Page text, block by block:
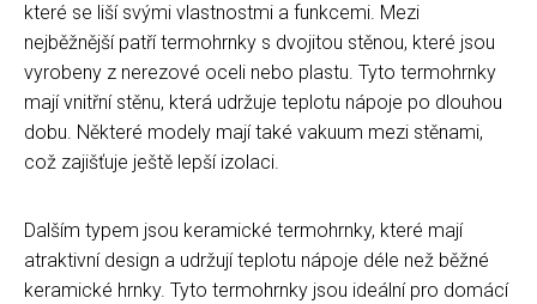
které se liší svými vlastnostmi a funkcemi. Mezi
nejběžnější patří termohrnky s dvojitou stěnou, které jsou
vyrobeny z nerezové oceli nebo plastu. Tyto termohrnky
mají vnitřní stěnu, která udržuje teplotu nápoje po dlouhou
dobu. Některé modely mají také vakuum mezi stěnami,
což zajišťuje ještě lepší izolaci.
Dalším typem jsou keramické termohrnky, které mají
atraktivní design a udržují teplotu nápoje déle než běžné
keramické hrnky. Tyto termohrnky jsou ideální pro domácí